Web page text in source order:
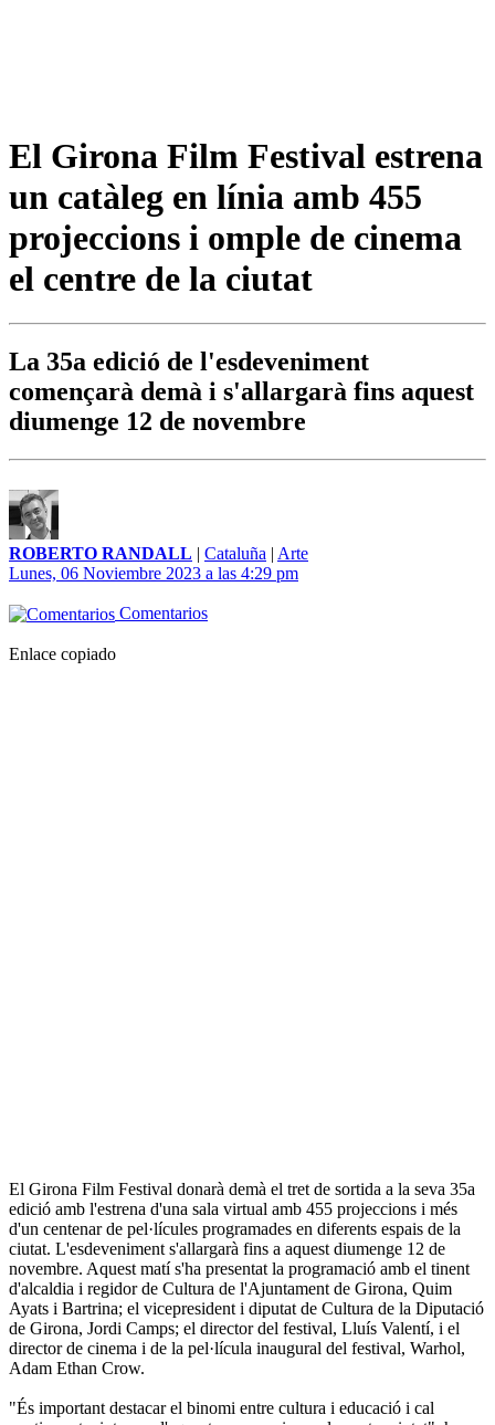
El Girona Film Festival estrena
un catàleg en línia amb 455
projeccions i omple de cinema
el centre de la ciutat
La 35a edició de l'esdeveniment
començarà demà i s'allargarà fins aquest
diumenge 12 de novembre
ROBERTO RANDALL | Cataluña | Arte
Lunes, 06 Noviembre 2023 a las 4:29 pm
Comentarios
Enlace copiado
El Girona Film Festival donarà demà el tret de sortida a la seva 35a
edició amb l'estrena d'una sala virtual amb 455 projeccions i més
d'un centenar de pel·lícules programades en diferents espais de la
ciutat. L'esdeveniment s'allargarà fins a aquest diumenge 12 de
novembre. Aquest matí s'ha presentat la programació amb el tinent
d'alcaldia i regidor de Cultura de l'Ajuntament de Girona, Quim
Ayats i Bartrina; el vicepresident i diputat de Cultura de la Diputació
de Girona, Jordi Camps; el director del festival, Lluís Valentí, i el
director de cinema i de la pel·lícula inaugural del festival, Warhol,
Adam Ethan Crow.
"És important destacar el binomi entre cultura i educació i cal